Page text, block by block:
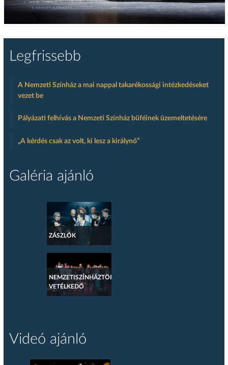
Legfrissebb
A Nemzeti Színház a mai nappal takarékossági intézkedéseket
vezet be
Pályázati felhívás a Nemzeti Színház büféinek üzemeltetésére
„A kérdés csak az volt, ki lesz a királynő”
Galéria ajánló
ZÁSZLÓK
NEMZETISZÍNHÁZTÖRTÉNETI
VETÉLKEDŐ
Videó ajánló